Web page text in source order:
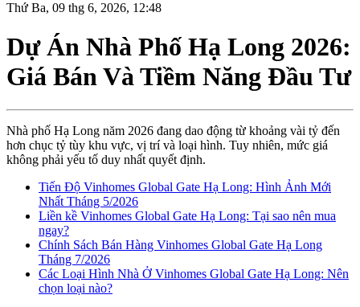
Thứ Ba, 09 thg 6, 2026, 12:48
Dự Án Nhà Phố Hạ Long 2026:
Giá Bán Và Tiềm Năng Đầu Tư
Nhà phố Hạ Long năm 2026 đang dao động từ khoảng vài tỷ đến
hơn chục tỷ tùy khu vực, vị trí và loại hình. Tuy nhiên, mức giá
không phải yếu tố duy nhất quyết định.
Tiến Độ Vinhomes Global Gate Hạ Long: Hình Ảnh Mới
Nhất Tháng 5/2026
Liền kề Vinhomes Global Gate Hạ Long: Tại sao nên mua
ngay?
Chính Sách Bán Hàng Vinhomes Global Gate Hạ Long
Tháng 7/2026
Các Loại Hình Nhà Ở Vinhomes Global Gate Hạ Long: Nên
chọn loại nào?